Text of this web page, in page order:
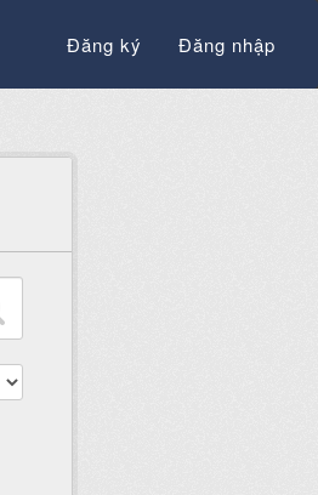
Đăng ký Đăng nhập